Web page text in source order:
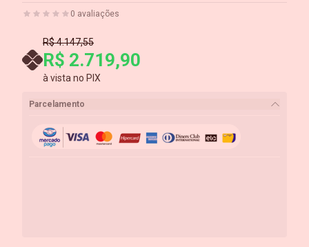
0 avaliações
R$ 4.147,55
R$ 2.719,90
à vista no PIX
Parcelamento